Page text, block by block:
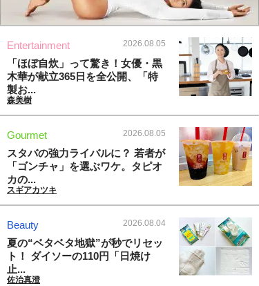
Entertainment 2026.08.05
「ほぼ自炊」って驚き！女優・黒
木華が献立365日を全公開、「特
製お...
森美樹
Gourmet 2026.08.05
スタバの強力ライバルに？ 若者が
「ゴンチャ」を選ぶワケ。タピオ
カの...
スギアカツキ
Beauty 2026.08.04
夏の“ベタベタ地獄”が秒でリセッ
ト！ ダイソーの110円「日焼け
止...
佐治真澄